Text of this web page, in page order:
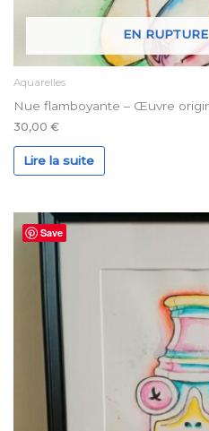
EN
Aquarelles
Nue flamboyante – Œuvre
30,00 €
Lire la suite
Save